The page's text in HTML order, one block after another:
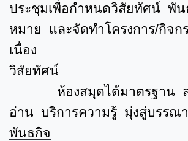
ประชุมเพื่อกำหนดวิสัยทัศน์ พัน
หมาย และจัดทำโครงการ/กิจก
เนื่อง
วิสัยทัศน์
ห้องสมุดได้มาตรฐาน ส่ง
อ่าน บริการความรู้ มุ่งสู่บรรณ
พันธกิจ